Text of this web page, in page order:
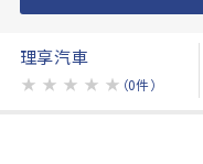
理享汽車
★ ★ ★ ★ ★ （0件）